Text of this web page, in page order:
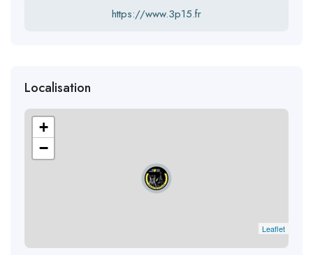
https://www.3p15.fr
Localisation
+
−
Leaflet